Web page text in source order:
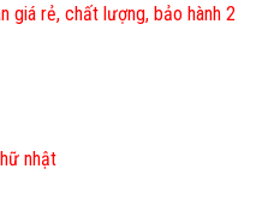
giá rẻ, chất lượng, bảo hành 2
nhật